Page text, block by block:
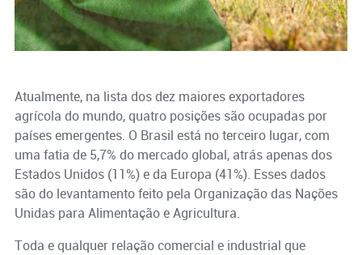
Atualmente, na lista dos dez maiores exportadores
agrícola do mundo, quatro posições são ocupadas por
países emergentes. O Brasil está no terceiro lugar, com
uma fatia de 5,7% do mercado global, atrás apenas dos
Estados Unidos (11%) e da Europa (41%). Esses dados
são do levantamento feito pela Organização das Nações
Unidas para Alimentação e Agricultura.
Toda e qualquer relação comercial e industrial que